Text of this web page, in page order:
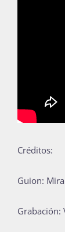
Créditos:
Guion:
Grabación: